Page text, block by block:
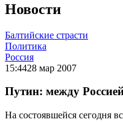
Новости
Балтийские страсти
Политика
Россия
15:4428 мар 2007
Путин: между
На состоявшейся сегодня